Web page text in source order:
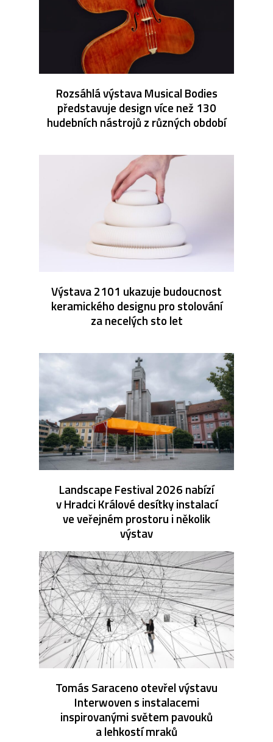
Rozsáhlá výstava Musical Bodies
představuje design více než 130
hudebních nástrojů z různých období
Výstava 2101 ukazuje budoucnost
keramického designu pro stolování
za necelých sto let
Landscape Festival 2026 nabízí
v Hradci Králové desítky instalací
ve veřejném prostoru i několik
výstav
Tomás Saraceno otevřel výstavu
Interwoven s instalacemi
inspirovanými světem pavouků
a lehkostí mraků